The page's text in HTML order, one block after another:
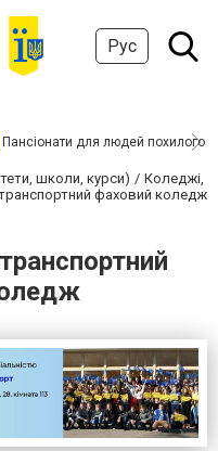
Рус
Пансіонати для людей похилого
школи, курси)
Коледжі,
фаховий коледж